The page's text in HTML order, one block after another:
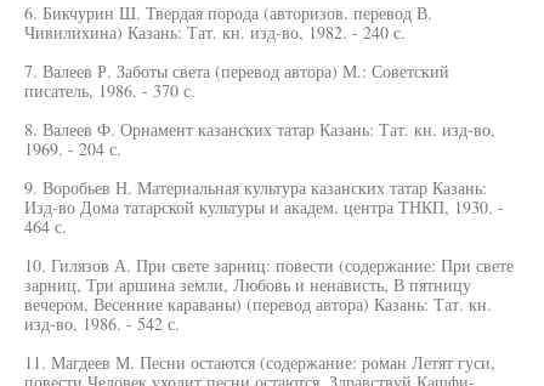
6. Бикчурин Ш. Твердая порода (авторизов. перевод В.
Чивилихина) Казань: Тат. кн. изд-во, 1982. - 240 с.
7. Валеев Р. Заботы света (перевод автора) М.: Советский
писатель, 1986. - 370 с.
8. Валеев Ф. Орнамент казанских татар Казань: Тат. кн. изд-во,
1969. - 204 с.
9. Воробьев Н. Материальная культура казанских татар Казань:
Изд-во Дома татарской культуры и академ. центра ТНКП, 1930. -
464 с.
10. Гилязов А. При свете зарниц: повести (содержание: При свете
зарниц, Три аршина земли, Любовь и ненависть, В пятницу
вечером, Весенние караваны) (перевод автора) Казань: Тат. кн.
изд-во, 1986. - 542 с.
11. Магдеев М. Песни остаются (содержание: роман Летят гуси,